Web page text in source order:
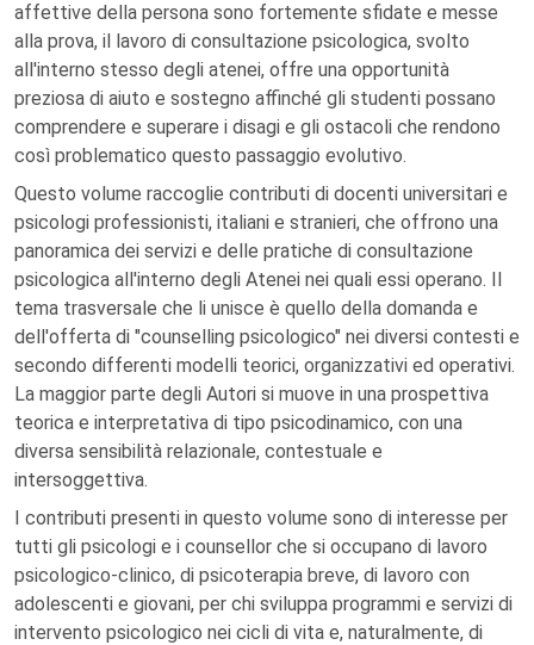
affettive della persona sono fortemente sfidate e messe
alla prova, il lavoro di consultazione psicologica, svolto
all'interno stesso degli atenei, offre una opportunità
preziosa di aiuto e sostegno affinché gli studenti possano
comprendere e superare i disagi e gli ostacoli che rendono
così problematico questo passaggio evolutivo.
Questo volume raccoglie contributi di docenti universitari e
psicologi professionisti, italiani e stranieri, che offrono una
panoramica dei servizi e delle pratiche di consultazione
psicologica all'interno degli Atenei nei quali essi operano. Il
tema trasversale che li unisce è quello della domanda e
dell'offerta di "counselling psicologico" nei diversi contesti e
secondo differenti modelli teorici, organizzativi ed operativi.
La maggior parte degli Autori si muove in una prospettiva
teorica e interpretativa di tipo psicodinamico, con una
diversa sensibilità relazionale, contestuale e
intersoggettiva.
I contributi presenti in questo volume sono di interesse per
tutti gli psicologi e i counsellor che si occupano di lavoro
psicologico-clinico, di psicoterapia breve, di lavoro con
adolescenti e giovani, per chi sviluppa programmi e servizi di
intervento psicologico nei cicli di vita e, naturalmente, di